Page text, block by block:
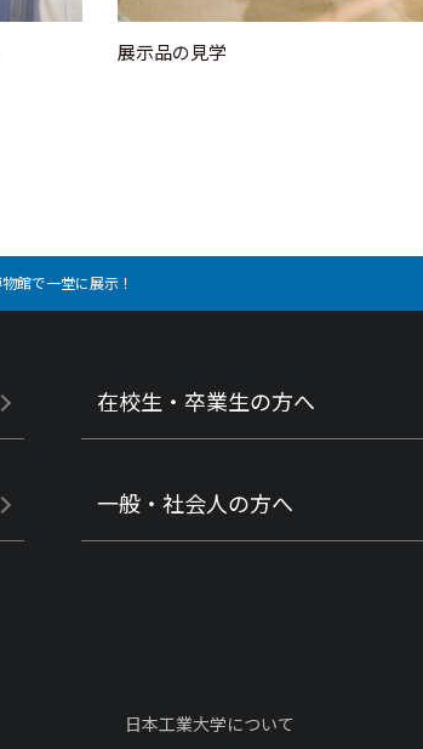
展示品の見学
館で一堂に展示！
在校生・卒業生の方へ
一般・社会人の方へ
日本工業大学について